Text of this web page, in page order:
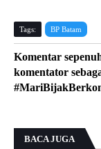
Tags: BP Batam
Komentar
komentator
BACA JUGA